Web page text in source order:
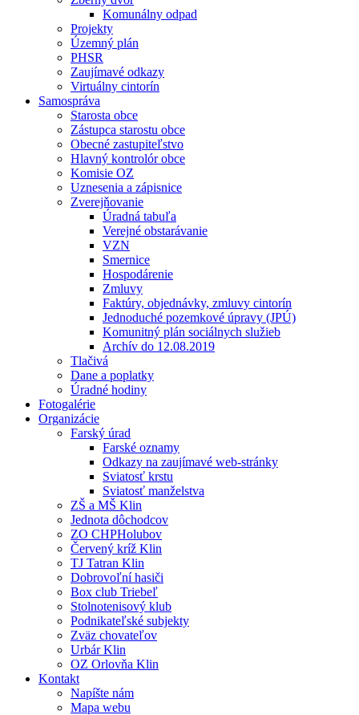
Komunálny odpad
Projekty
Územný plán
PHSR
Zaujímavé odkazy
Virtuálny cintorín
Samospráva
Starosta obce
Zástupca starostu obce
Obecné zastupiteľstvo
Hlavný kontrolór obce
Komisie OZ
Uznesenia a zápisnice
Zverejňovanie
Úradná tabuľa
Verejné obstarávanie
VZN
Smernice
Hospodárenie
Zmluvy
Faktúry, objednávky, zmluvy cintorín
Jednoduché pozemkové úpravy (JPÚ)
Komunitný plán sociálnych služieb
Archív do 12.08.2019
Tlačivá
Dane a poplatky
Úradné hodiny
Fotogalérie
Organizácie
Farský úrad
Farské oznamy
Odkazy na zaujímavé web-stránky
Sviatosť krstu
Sviatosť manželstva
ZŠ a MŠ Klin
Jednota dôchodcov
ZO CHPHolubov
Červený kríž Klin
TJ Tatran Klin
Dobrovoľní hasiči
Box club Triebeľ
Stolnotenisový klub
Podnikateľské subjekty
Zväz chovateľov
Urbár Klin
OZ Orlovňa Klin
Kontakt
Napíšte nám
Mapa webu